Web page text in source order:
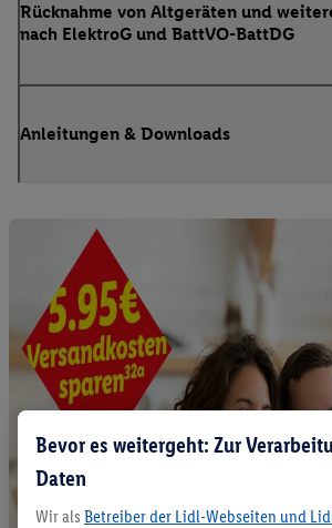
Rücknahme von Altgeräten und
nach ElektroG und BattVO-BattDG
Anleitungen & Downloads
Bevor es weitergeht: Zur
Daten
Wir als Betreiber der Lidl-Webseiten und